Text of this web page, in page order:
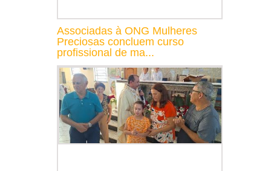
Associadas à ONG Mulheres
Preciosas concluem curso
profissional de ma...